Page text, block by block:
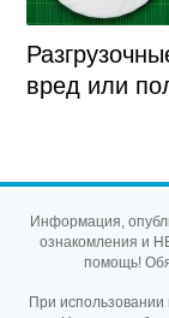
вред или
Информация,
ознакомления и
помощь!
При использовании